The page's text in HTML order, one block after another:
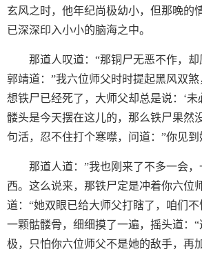
玄风之时，他年纪尚极幼小，但那晚的
已深深印入小小的脑海之中。
那道人叹道：“那铜尸无恶不作，
郭靖道：”我六位师父时时提起黑风双
想铁尸已经死了，大师父却总是说：‘未
髅头是今天摆在这儿的，那么铁尸果
句活，忍不住打个寒噤，问道：”你见到
那道人道：”我也刚来了不多一会
西。这么说来，那铁尸定是冲着你六位
道：“她双眼已给大师父打瞎了，咱们
一颗骷髅骨，细细摸了一遍，摇头道：
极，只怕你六位师父不是她的敌手，再